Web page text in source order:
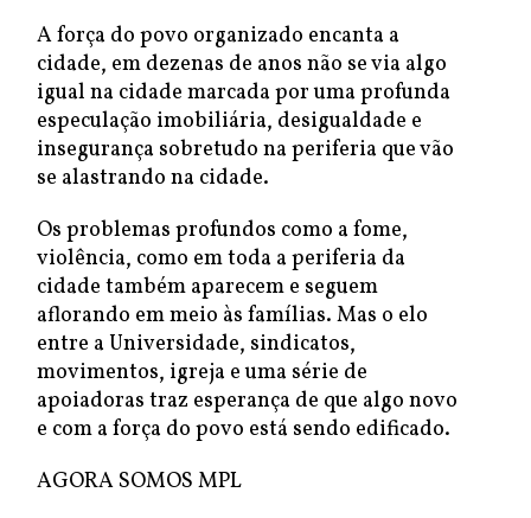
A força do povo organizado encanta a
cidade, em dezenas de anos não se via algo
igual na cidade marcada por uma profunda
especulação imobiliária, desigualdade e
insegurança sobretudo na periferia que vão
se alastrando na cidade.
Os problemas profundos como a fome,
violência, como em toda a periferia da
cidade também aparecem e seguem
aflorando em meio às famílias. Mas o elo
entre a Universidade, sindicatos,
movimentos, igreja e uma série de
apoiadoras traz esperança de que algo novo
e com a força do povo está sendo edificado.
AGORA SOMOS MPL